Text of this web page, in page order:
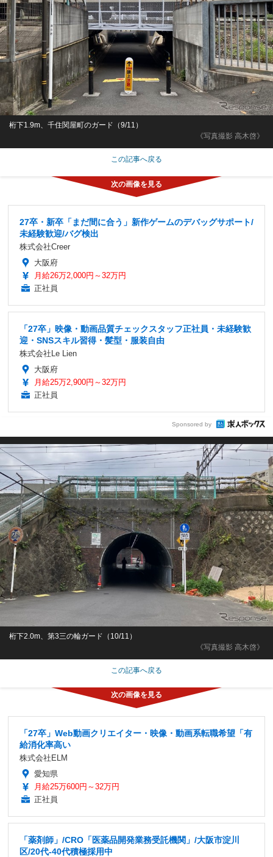
《写真撮影 高木啓》
桁下1.9m、千住関屋町のガード（9/11）
この記事へ戻る
27卒・新卒「まだ間に合う」新作ゲームのデバッグサポート/
未経験歓迎/バグ検出
株式会社Creer
大阪府
月給26万2,000円～32万円
正社員
「27卒」映像・動画品質チェックスタッフ正社員・未経験歓
迎・SNSスキル習得・髪型・服装自由
株式会社Le Lien
大阪府
月給25万2,900円～32万円
正社員
Sponsored by
《写真撮影 高木啓》
桁下2.0m、第3三の輪ガード（10/11）
この記事へ戻る
「27卒」Web動画クリエイター・映像・動画系転職希望「有
給消化率高い
株式会社ELM
愛知県
月給25万600円～32万円
正社員
「薬剤師」/CRO「医薬品開発業務受託機関」/大阪市淀川
区/20代-40代積極採用中